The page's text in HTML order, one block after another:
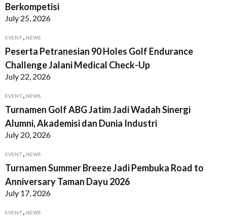
Berkompetisi
July 25, 2026
EVENT, NEWS
Peserta Petranesian 90 Holes Golf Endurance
Challenge Jalani Medical Check-Up
July 22, 2026
EVENT, NEWS
Turnamen Golf ABG Jatim Jadi Wadah Sinergi
Alumni, Akademisi dan Dunia Industri
July 20, 2026
EVENT, NEWS
Turnamen Summer Breeze Jadi Pembuka Road to
Anniversary Taman Dayu 2026
July 17, 2026
EVENT, NEWS